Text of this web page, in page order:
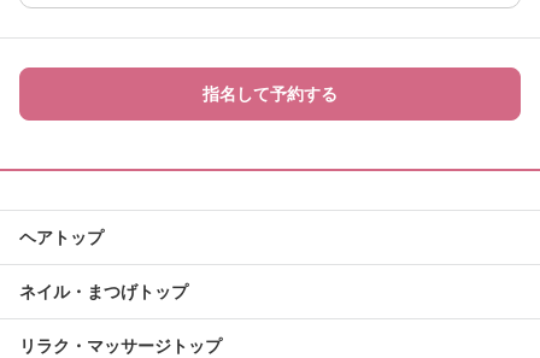
指名して予約する
ヘアトップ
ネイル・まつげトップ
リラク・マッサージトップ